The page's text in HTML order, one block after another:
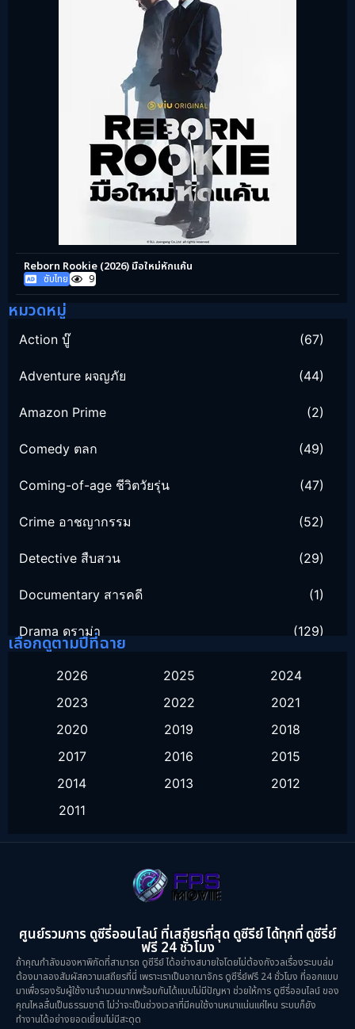
Reborn Rookie (2026) มือใหม่หักแค้น
ซับไทย 9
หมวดหมู่
Action บู๊ (67)
Adventure ผจญภัย (44)
Amazon Prime (2)
Comedy ตลก (49)
Coming-of-age ชีวิตวัยรุ่น (47)
Crime อาชญากรรม (52)
Detective สืบสวน (29)
Documentary สารคดี (1)
Drama ดราม่า (129)
Family ครอบครัว
Fantasy จินตนาการ
History ประวัติศาสตร์
Horror สยองขวัญ
Mystery ลึกลับ (52)
Period ย้อนยุค (38)
เลือกดูตามปีที่ฉาย
2026 2025
2024
2023
2022
2021
2020
2019
2018
2017
2016
2015
2014
2013
2012
2011
ศูนย์รวมการ ดูซีรี่ออนไลน์ ที่เสถียรที่สุด ดูซีรีย์ ได้ทุกที่ ดูซีรี่ย์
ฟรี 24 ชั่วโมง
ถ้าคุณกำลังมองหาพิกัดที่สามารถ ดูซีรีย์ ได้อย่างสบายใจโดยไม่ต้องกังวลเรื่องระบบล่ม
ต้องมาลองสัมผัสความเสถียรที่นี่ เพราะเราเป็นอาณาจักร ดูซีรี่ย์ฟรี 24 ชั่วโมง ที่ออกแบบ
มาเพื่อรองรับผู้ใช้งานจำนวนมากพร้อมกันได้แบบไม่มีปัญหา ช่วยให้การ ดูซีรี่ออนไลน์ ของ
คุณไหลลื่นเป็นธรรมชาติ ไม่ว่าจะเป็นช่วงเวลาที่มีคนใช้งานหนาแน่นแค่ไหน ระบบก็ยัง
ทำงานได้อย่างยอดเยี่ยมไม่มีสะดุด